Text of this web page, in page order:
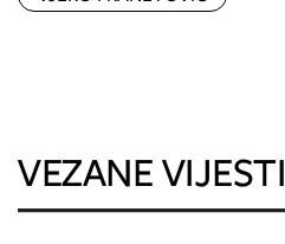
VEZANE VIJESTI